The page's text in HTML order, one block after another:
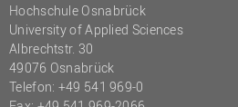
Hochschule Osnabrück
University of Applied Sciences
Albrechtstr. 30
49076 Osnabrück
Telefon: +49 541 969-0